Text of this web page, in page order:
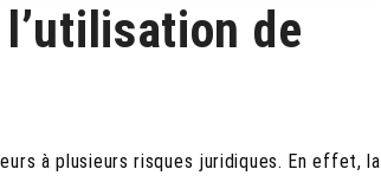
de
à plusieurs risques juridiques. En effet, la